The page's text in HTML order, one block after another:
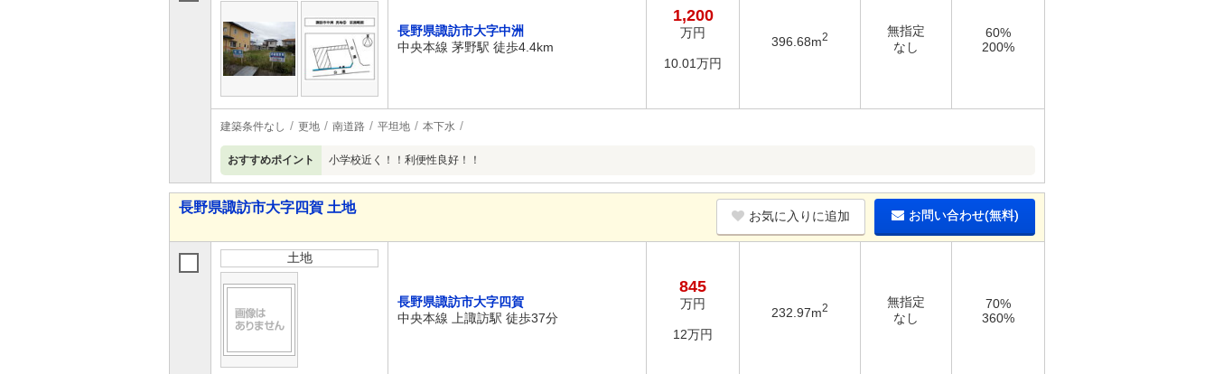
長野県諏訪市大字中洲
中央本線 茅野駅 徒歩4.4km
1,200
万円
10.01万円
396.68m2
無指定
なし
60%
200%
建築条件なし 更地 南道路 平坦地 本下水
おすすめポイント 小学校近く！！利便性良好！！
長野県諏訪市大字四賀 土地
お気に入りに追加 お問い合わせ(無料)
土地
長野県諏訪市大字四賀
中央本線 上諏訪駅 徒歩37分
845
万円
12万円
232.97m2
無指定
なし
70%
360%